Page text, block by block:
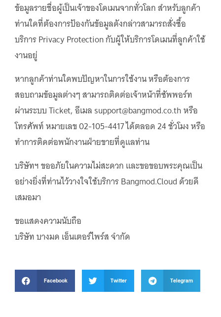
ข้อมูลรายชื่อผู้เป็นเจ้าของโดเมนจากทั่วโลก สำหรับลูกค้า
ท่านใดที่ต้องการป้องกันข้อมูลดังกล่าวสามารถสั่งซื้อ
บริการ Privacy Protection กับผู้ให้บริการโดเมนที่ลูกค้าใช้
งานอยู่
หากลูกค้าท่านใดพบปัญหาในการใช้งาน หรือต้องการ
สอบถามข้อมูลต่างๆ สามารถติดต่อเจ้าหน้าที่ซัพพอร์ท
ผ่านระบบ Ticket, อีเมล support@bangmod.co.th หรือ
โทรศัพท์ หมายเลข 02-105-4417 ได้ตลอด 24 ชั่วโมง หรือ
ทำการติดต่อพนักงานฝ่ายขายที่ดูแลท่าน
บริษัทฯ ขออภัยในความไม่สะดวก และขอขอบพระคุณเป็น
อย่างยิ่งที่ท่านไว้วางใจใช้บริการ Bangmod.Cloud ด้วยดี
เสมอมา
ขอแสดงความนับถือ
บริษัท บางมด เอ็นเตอร์ไพร์ส จำกัด
Facebook Twitter Telegram